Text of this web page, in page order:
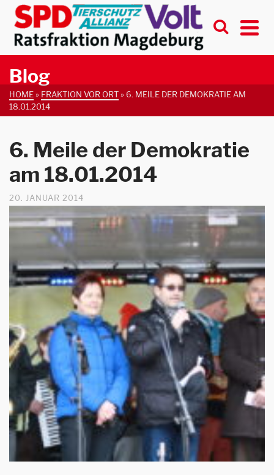
Blog
HOME» FRAKTION VOR ORT»6. MEILE DER DEMOKRATIE AM
18.01.2014
6. Meile der Demokratie
am 18.01.2014
20. JANUAR 2014